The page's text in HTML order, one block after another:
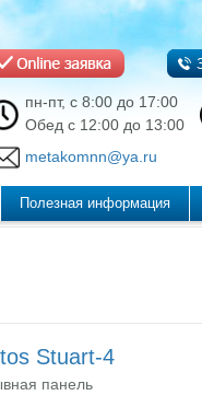
пн-пт, с 8:00 до 17:00
Обед с 12:00 до 13:00
metakomnn@ya.ru
Полезная информация
Stuart-4
панель